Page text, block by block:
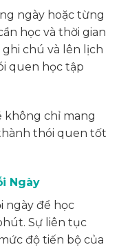
ngày hoặc từng
học và thời gian
chú và lên lịch
quen học tập
không chỉ mang
thói quen tốt
Ngày
ngày để học
Sự liên tục
độ tiến bộ của